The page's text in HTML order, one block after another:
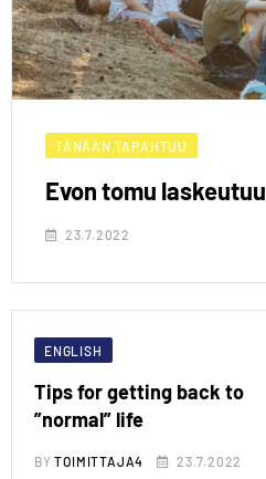
TÄNÄÄN TAPAHTUU
Evon tomu laskeutuu
23.7.2022
ENGLISH
Tips for getting back to
”normal” life
BYTOIMITTAJA4 23.7.2022